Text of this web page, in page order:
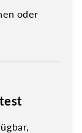
oder